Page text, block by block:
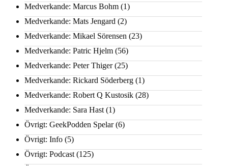
Medverkande: Marcus Bohm (1)
Medverkande: Mats Jengard (2)
Medverkande: Mikael Sörensen (23)
Medverkande: Patric Hjelm (56)
Medverkande: Peter Thiger(25)
Medverkande: Rickard Söderberg (1)
Medverkande: Robert Q Kustosik (28)
Medverkande: Sara Hast (1)
Övrigt: GeekPodden Spelar(6)
Övrigt: Info (5)
Övrigt: Podcast (125)